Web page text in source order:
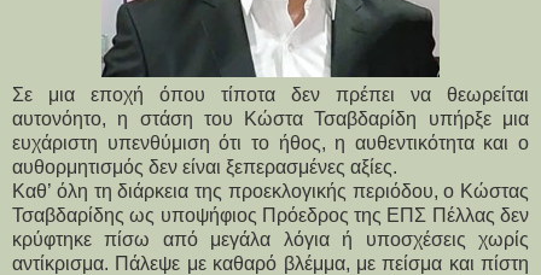
Σε μια εποχή όπου τίποτα δεν πρέπει να θεωρείται
αυτονόητο, η στάση του Κώστα Τσαβδαρίδη υπήρξε μια
ευχάριστη υπενθύμιση ότι το ήθος, η αυθεντικότητα και ο
αυθορμητισμός δεν είναι ξεπερασμένες αξίες.
Καθ’ όλη τη διάρκεια της προεκλογικής περιόδου, ο Κώστας
Τσαβδαρίδης ως υποψήφιος Πρόεδρος της ΕΠΣ Πέλλας δεν
κρύφτηκε πίσω από μεγάλα λόγια ή υποσχέσεις χωρίς
αντίκρισμα. Πάλεψε με καθαρό βλέμμα, με πείσμα και πίστη